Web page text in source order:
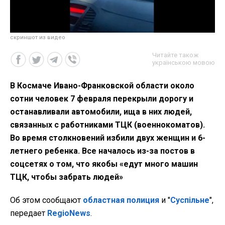
скриншот из видео
Читайте також
українською мовою
В Космаче Ивано-Франковской области около
сотни человек 7 февраля перекрыли дорогу и
останавливали автомобили, ища в них людей,
связанных с работниками ТЦК (военнокоматов).
Во время столкновений избили двух женщин и 6-
летнего ребенка. Все началось из-за постов в
соцсетях о том, что якобы «едут много машин
ТЦК, чтобы забрать людей»
Об этом сообщают областная полиция и "Суспільне",
передает RegioNews.